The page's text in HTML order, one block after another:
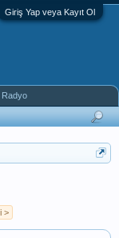
Giriş Yap veya Kayıt Ol
>